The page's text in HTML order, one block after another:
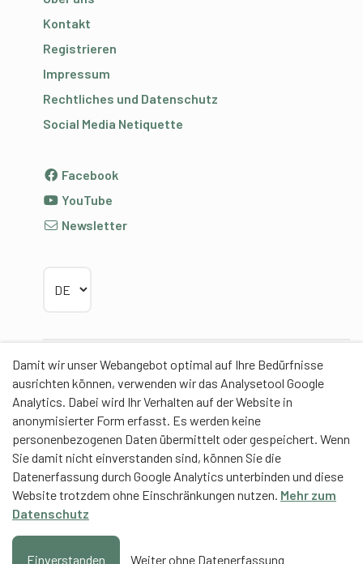
Damit wir unser Webangebot optimal auf Ihre Bedürfnisse
ausrichten können, verwenden wir das Analysetool Google
Analytics. Dabei wird Ihr Verhalten auf der Website in
anonymisierter Form erfasst. Es werden keine
personenbezogenen Daten übermittelt oder gespeichert. Wenn
Sie damit nicht einverstanden sind, können Sie die
Datenerfassung durch Google Analytics unterbinden und diese
Website trotzdem ohne Einschränkungen nutzen. Mehr zum
Datenschutz
Einverstanden Weiter ohne Datenerfassung
Kontakt
Registrieren
Impressum
Rechtliches und Datenschutz
Social Media Netiquette
Facebook
YouTube
Newsletter
Partner
Contentpartner
Eidgenössische Hochschule für Sport Magglingen
EHSM